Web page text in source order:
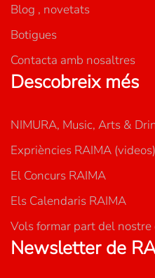
Blog , novetats
Botigues
Contacta amb nosaltres
Descobreix més
NIMURA, Music, Arts &
Expriències RAIMA (videos)
El Concurs RAIMA
Els Calendaris RAIMA
Vols formar part del nostre
Newsletter de